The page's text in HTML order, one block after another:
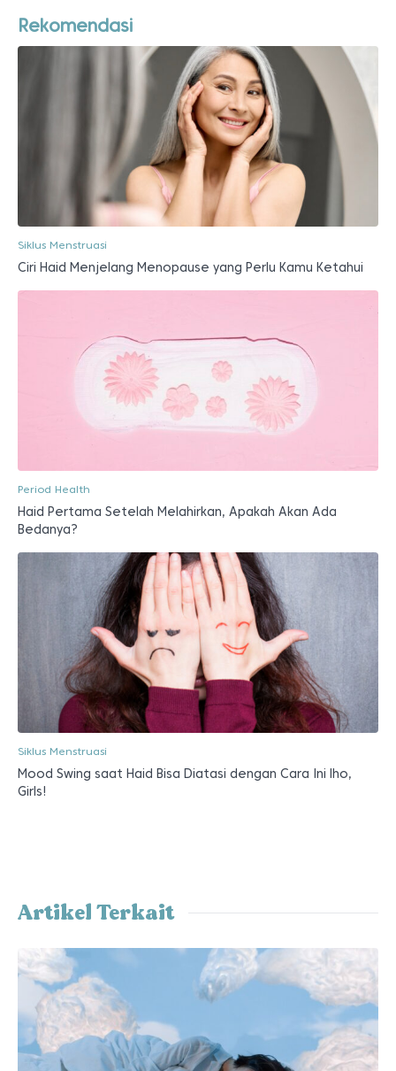
Rekomendasi
Siklus Menstruasi
Ciri Haid Menjelang Menopause yang Perlu Kamu Ketahui
Period Health
Haid Pertama Setelah Melahirkan, Apakah Akan Ada
Bedanya?
Siklus Menstruasi
Mood Swing saat Haid Bisa Diatasi dengan Cara Ini lho,
Girls!
Artikel Terkait